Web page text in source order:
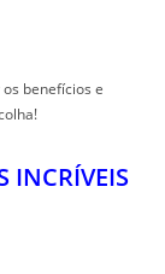
benefícios e
INCRÍVEIS